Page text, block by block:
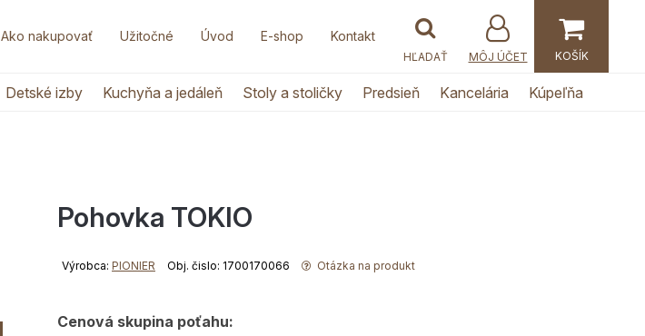
Ako nakupovať Užitočné Úvod E-shop Kontakt
MÔJ ÚČET
Detské izby Kuchyňa a jedáleň Stoly a stoličky Predsieň Kancelária Kúpeľňa
Pohovka TOKIO
Výrobca: PIONIER Obj. čislo: 1700170066 Otázka na produkt
Cenová skupina poťahu: